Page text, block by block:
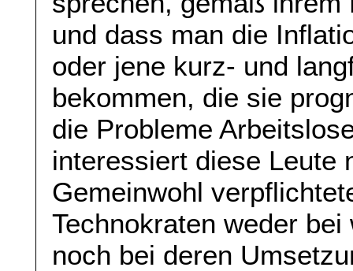
und dass man die
oder jene kurz- und
bekommen, die sie
die Probleme
interessiert diese Leute
Gemeinwohl
Technokraten weder
noch bei deren